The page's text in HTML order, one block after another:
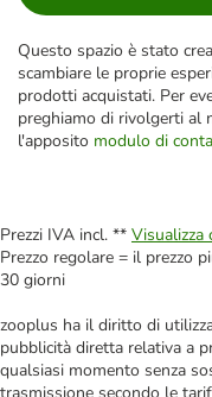
Questo spazio è stato
scambiare le proprie
prodotti acquistati. Per
preghiamo di rivolgerti al
l'apposito modulo di
Prezzi IVA incl. ** Visualizza
Prezzo regolare = il prezzo
30 giorni
zooplus ha il diritto di
pubblicità diretta relativa a
qualsiasi momento senza